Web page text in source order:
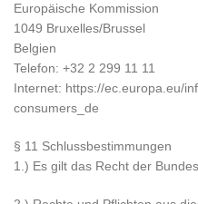
Europäische Kommission
1049 Bruxelles/Brussel
Belgien
Telefon: +32 2 299 11 11
Internet: https://ec.europa.eu/
consumers_de
§ 11 Schlussbestimmungen
1.) Es gilt das Recht der